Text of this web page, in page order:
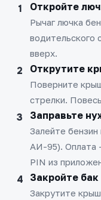
Откройте
Рычаг лючка
водительского
вверх.
Открутите
Поверните
стрелки.
Заправьте
Залейте
АИ-95). Оплата
PIN из
Закройте бак
Закрутите